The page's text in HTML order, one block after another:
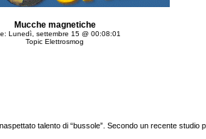
Mucche magnetiche
Lunedì, settembre 15 @ 00:08:01
Topic Elettrosmog
talento di “bussole”. Secondo un recente